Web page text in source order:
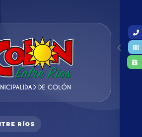
RÍOS